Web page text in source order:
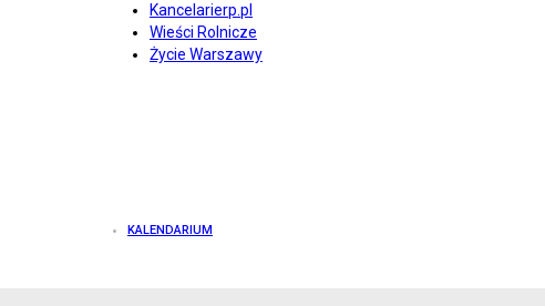
Kancelarierp.pl
Wieści Rolnicze
Życie Warszawy
KALENDARIUM